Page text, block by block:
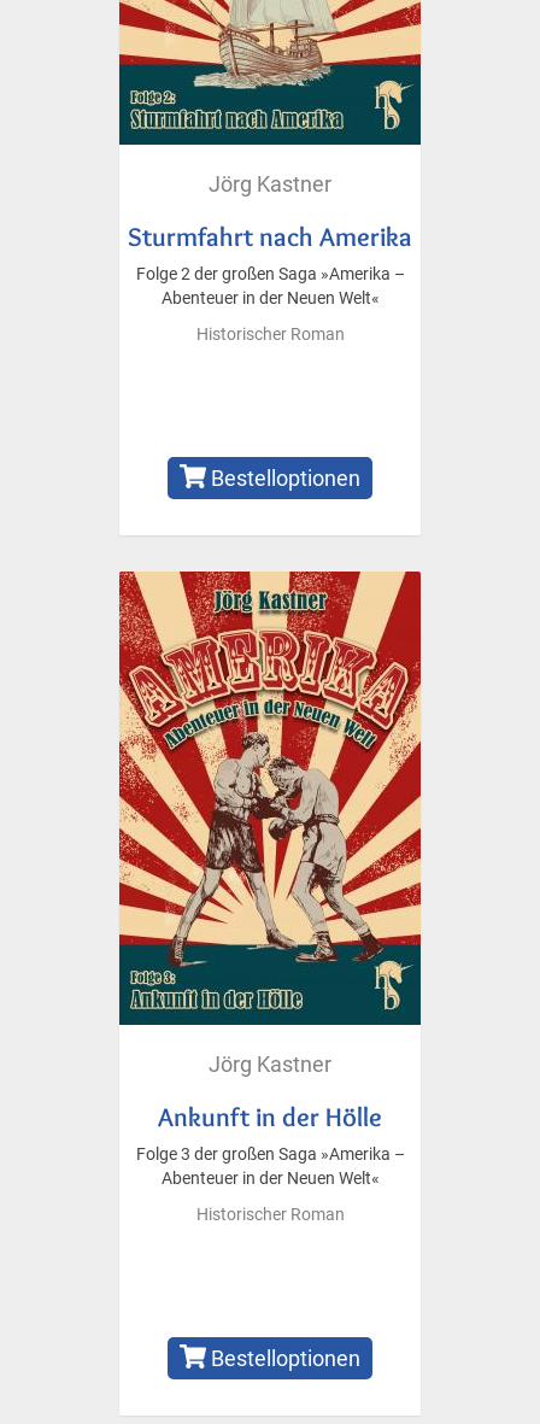
Jörg Kastner
Sturmfahrt nach Amerika
Folge 2 der großen Saga »Amerika –
Abenteuer in der Neuen Welt«
Historischer Roman
Bestelloptionen
Jörg Kastner
Ankunft in der Hölle
Folge 3 der großen Saga »Amerika –
Abenteuer in der Neuen Welt«
Historischer Roman
Bestelloptionen